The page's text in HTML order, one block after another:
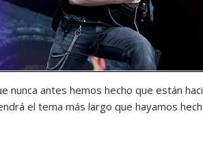
antes hemos hecho que están
el tema más largo que hayamos